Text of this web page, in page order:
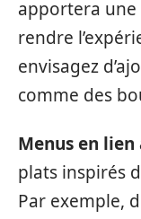
apportera
rendre
envisagez
comme des
Menus en
plats inspirés
Par exemple,